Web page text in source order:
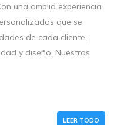
una amplia experiencia
que se
de cada cliente,
y diseño. Nuestros
LEER TODO